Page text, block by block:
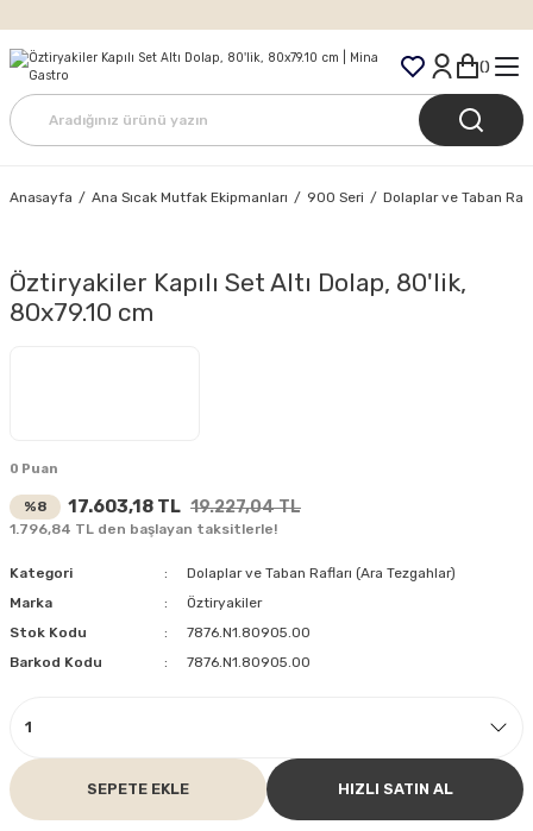
Tüm Siparişlerde Ücretsiz Kargo
Anasayfa Ana Sıcak Mutfak Ekipmanları 900 Seri Dolaplar ve Taban
Öztiryakiler Kapılı Set Altı Dolap, 80'lik,
80x79.10 cm
0 Puan
%8 17.603,18 TL 19.227,04 TL
1.796,84 TL den başlayan taksitlerle!
Kategori
Dolaplar ve Taban Rafları (Ara Tezgahlar)
Marka
Öztiryakiler
Stok Kodu
7876.N1.80905.00
Barkod Kodu
7876.N1.80905.00
SEPETE EKLE HIZLI SATIN AL